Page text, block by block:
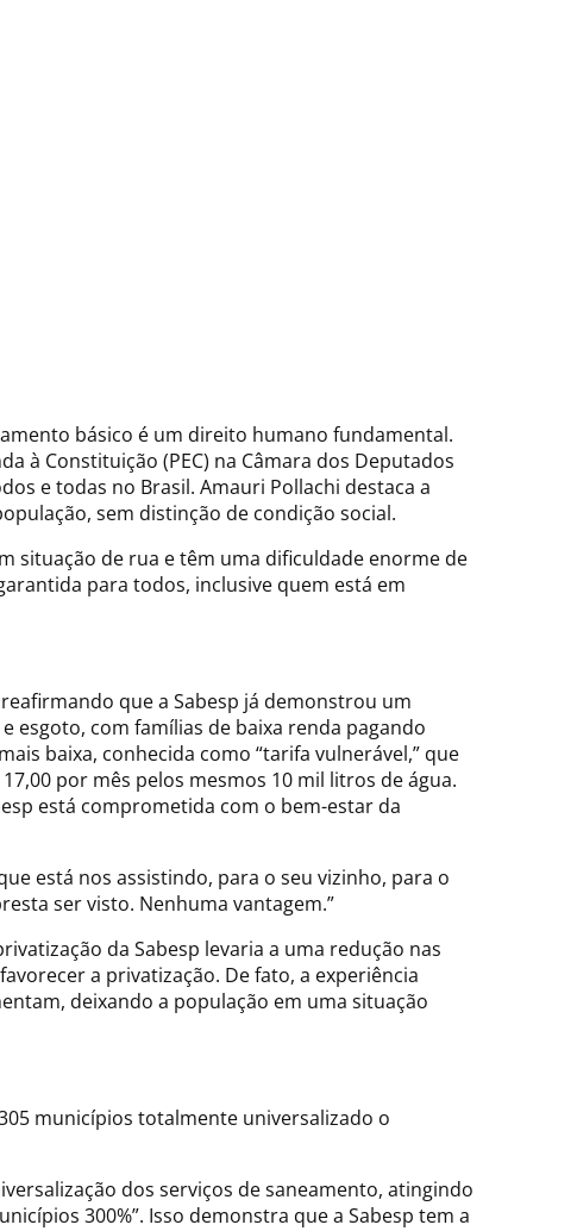
básico é um direito humano fundamental.
à Constituição (PEC) na Câmara dos Deputados
e todas no Brasil. Amauri Pollachi destaca a
sem distinção de condição social.
situação de rua e têm uma dificuldade enorme de
para todos, inclusive quem está em
que a Sabesp já demonstrou um
esgoto, com famílias de baixa renda pagando
baixa, conhecida como “tarifa vulnerável,” que
por mês pelos mesmos 10 mil litros de água.
está comprometida com o bem-estar da
está nos assistindo, para o seu vizinho, para o
ser visto. Nenhuma vantagem.”
da Sabesp levaria a uma redução nas
a privatização. De fato, a experiência
deixando a população em uma situação
municípios totalmente universalizado o
dos serviços de saneamento, atingindo
300%”. Isso demonstra que a Sabesp tem a